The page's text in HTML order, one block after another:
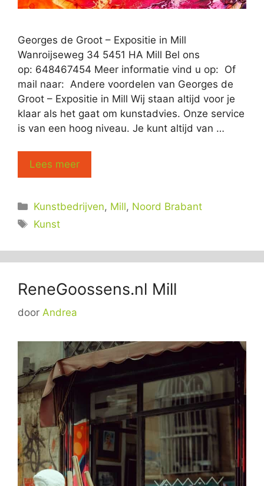
Georges de Groot – Expositie in Mill
Wanroijseweg 34 5451 HA Mill Bel ons
op: 648467454 Meer informatie vind u op: Of
mail naar: Andere voordelen van Georges de
Groot – Expositie in Mill Wij staan altijd voor je
klaar als het gaat om kunstadvies. Onze service
is van een hoog niveau. Je kunt altijd van …
Lees meer
Categorieën
Kunstbedrijven, Mill, Noord Brabant
Tags
Kunst
ReneGoossens.nl Mill
door Andrea